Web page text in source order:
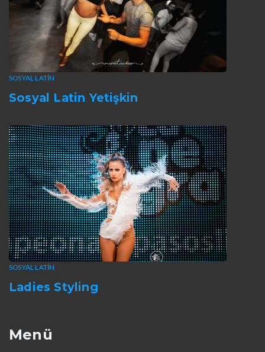
SOSYAL LATIN
Sosyal Latin Yetişkin
SOSYAL LATIN
Ladies Styling
Menü